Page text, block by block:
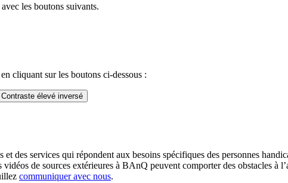
les boutons suivants.
cliquant sur les boutons ci-dessous :
Contraste élevé inversé
des services qui répondent aux besoins spécifiques des personnes
vidéos de sources extérieures à BAnQ peuvent comporter des obstacles à
communiquer avec nous.